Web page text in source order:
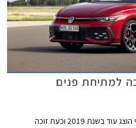
הדור השמיני והנוכחי של פולקסווגן גולף הוצג עוד בשנת 2019 וכעת זוכה